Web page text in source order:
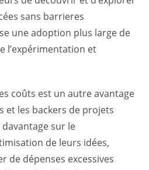
sans barrieres
une adoption plus large de
l’expérimentation et
coûts est un autre avantage
et les backers de projets
sur le
de leurs idées,
de dépenses excessives